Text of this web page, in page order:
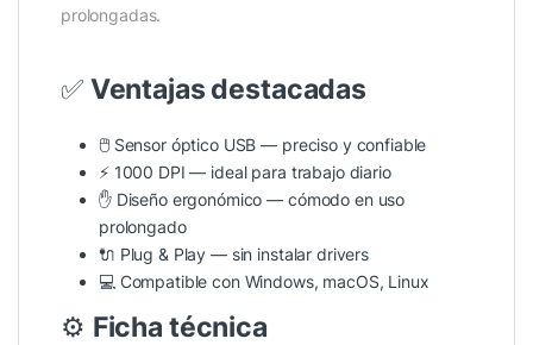
prolongadas.
✅ Ventajas destacadas
🖱️ Sensor óptico USB — preciso y confiable
⚡ 1000 DPI — ideal para trabajo diario
✋ Diseño ergonómico — cómodo en uso
prolongado
🔌 Plug & Play — sin instalar drivers
💻 Compatible con Windows, macOS, Linux
⚙️ Ficha técnica